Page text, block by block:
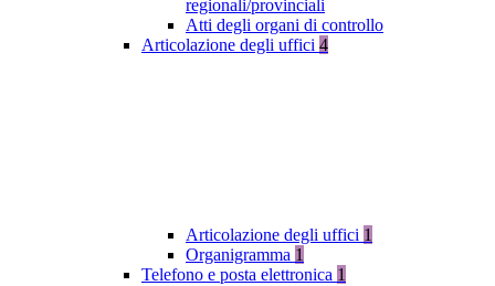
regionali/provinciali
Atti degli organi di controllo
Articolazione degli uffici 4
Articolazione degli uffici 1
Organigramma 1
Telefono e posta elettronica 1